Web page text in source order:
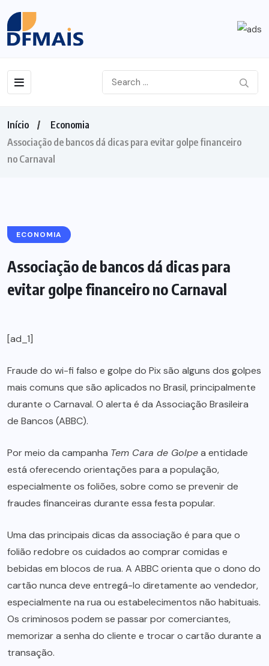
Início
Economia
Associação de bancos dá dicas para evitar golpe financeiro
no Carnaval
ECONOMIA
Associação de bancos dá dicas para
evitar golpe financeiro no Carnaval
[ad_1]
Fraude do wi-fi falso e golpe do Pix são alguns dos golpes
mais comuns que são aplicados no Brasil, principalmente
durante o Carnaval. O alerta é da Associação Brasileira
de Bancos (ABBC).
Por meio da campanha Tem Cara de Golpea entidade
está oferecendo orientações para a população,
especialmente os foliões, sobre como se prevenir de
fraudes financeiras durante essa festa popular.
Uma das principais dicas da associação é para que o
folião redobre os cuidados ao comprar comidas e
bebidas em blocos de rua. A ABBC orienta que o dono do
cartão nunca deve entregá-lo diretamente ao vendedor,
especialmente na rua ou estabelecimentos não habituais.
Os criminosos podem se passar por comerciantes,
memorizar a senha do cliente e trocar o cartão durante a
transação.